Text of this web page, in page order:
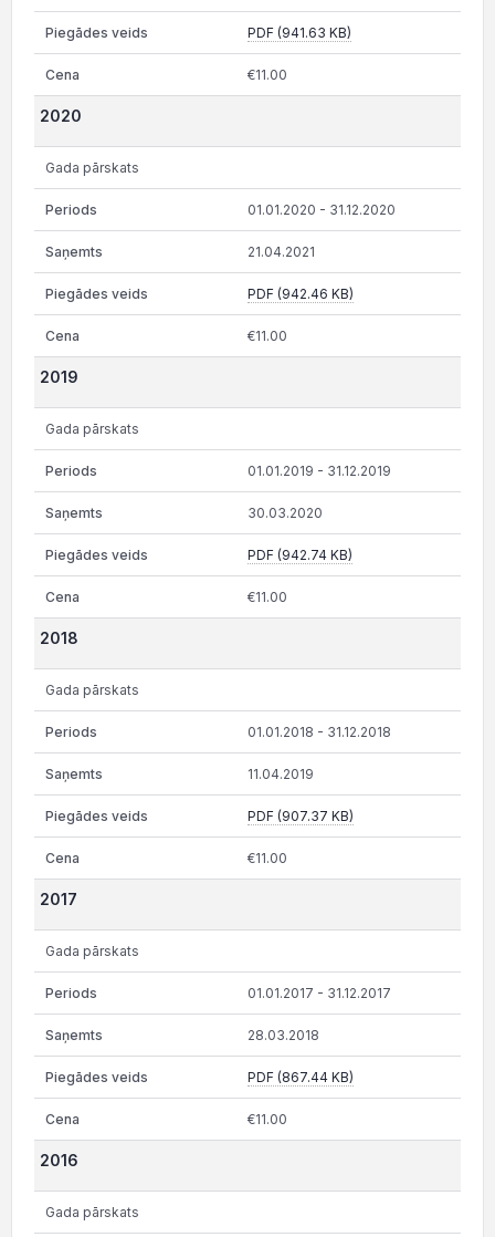
PDF (941.63 KB)
€11.00
2020
Gada pārskats
01.01.2020 - 31.12.2020
21.04.2021
PDF (942.46 KB)
€11.00
2019
Gada pārskats
01.01.2019 - 31.12.2019
30.03.2020
PDF (942.74 KB)
€11.00
2018
Gada pārskats
01.01.2018 - 31.12.2018
11.04.2019
PDF (907.37 KB)
€11.00
2017
Gada pārskats
01.01.2017 - 31.12.2017
28.03.2018
PDF (867.44 KB)
€11.00
2016
Gada pārskats